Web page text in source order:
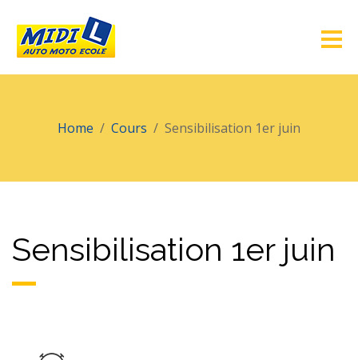
Home Cours Sensibilisation 1er juin
Sensibilisation 1er juin